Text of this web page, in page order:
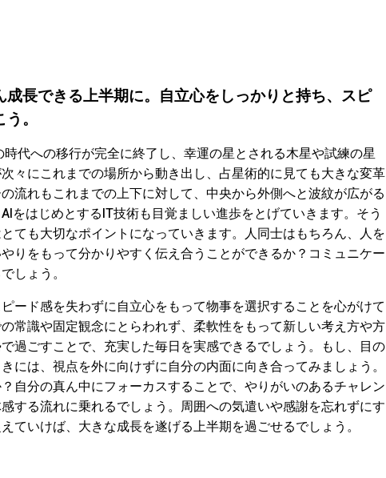
長できる上半期に。自立心をしっかりと持ち、スピ
。
代への移行が完全に終了し、幸運の星とされる木星や試練の星
々にこれまでの場所から動き出し、占星術的に見ても大きな変革
流れもこれまでの上下に対して、中央から外側へと波紋が広がる
をはじめとするIT技術も目覚ましい進歩をとげていきます。そう
ても大切なポイントになっていきます。人同士はもちろん、人を
りをもって分かりやすく伝え合うことができるか？コミュニケー
しょう。
ード感を失わずに自立心をもって物事を選択することを心がけて
常識や固定観念にとらわれず、柔軟性をもって新しい考え方や方
過ごすことで、充実した毎日を実感できるでしょう。もし、目の
には、視点を外に向けずに自分の内面に向き合ってみましょう。
自分の真ん中にフォーカスすることで、やりがいのあるチャレン
する流れに乗れるでしょう。周囲への気遣いや感謝を忘れずにす
ていけば、大きな成長を遂げる上半期を過ごせるでしょう。